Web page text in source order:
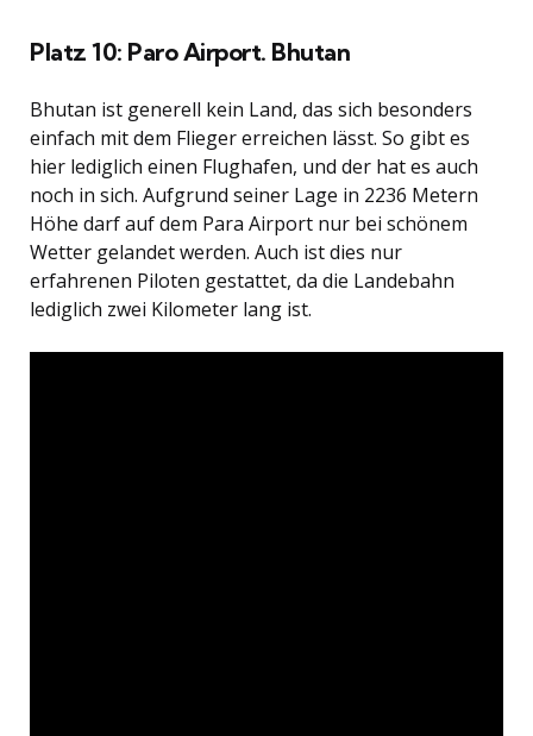
Platz 10: Paro Airport. Bhutan
Bhutan ist generell kein Land, das sich besonders
einfach mit dem Flieger erreichen lässt. So gibt es
hier lediglich einen Flughafen, und der hat es auch
noch in sich. Aufgrund seiner Lage in 2236 Metern
Höhe darf auf dem Para Airport nur bei schönem
Wetter gelandet werden. Auch ist dies nur
erfahrenen Piloten gestattet, da die Landebahn
lediglich zwei Kilometer lang ist.